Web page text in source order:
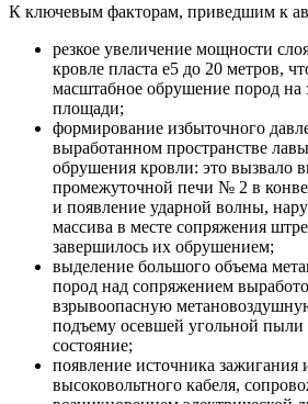
К ключевым факторам, приведшим к
резкое увеличение мощности
кровле пласта е5 до 20 метров,
масштабное обрушение пород на
площади;
формирование избыточного
выработанном пространстве
обрушения кровли: это вызвало
промежуточной печи № 2 в
и появление ударной волны,
массива в месте сопряжения
завершилось их обрушением;
выделение большого объема
пород над сопряжением
взрывоопасную
подъему осевшей угольной пыли
состояние;
появление источника зажигания
высоковольтного кабеля,